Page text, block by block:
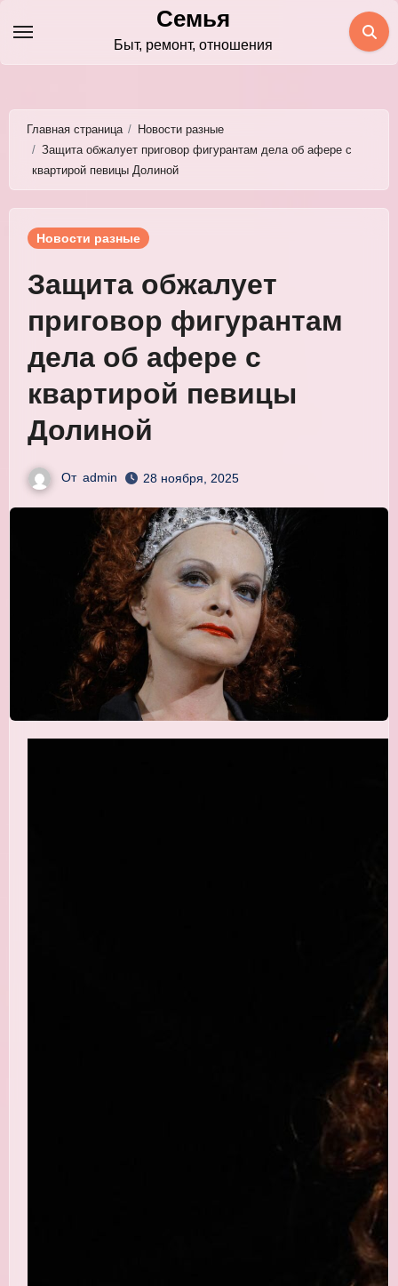
содержимому
Семья
Быт, ремонт, отношения
Главная страница
Новости разные
Защита обжалует приговор фигурантам дела об афере с
квартирой певицы Долиной
Новости разные
Защита обжалует
приговор фигурантам
дела об афере с
квартирой певицы
Долиной
От admin 28 ноября, 2025